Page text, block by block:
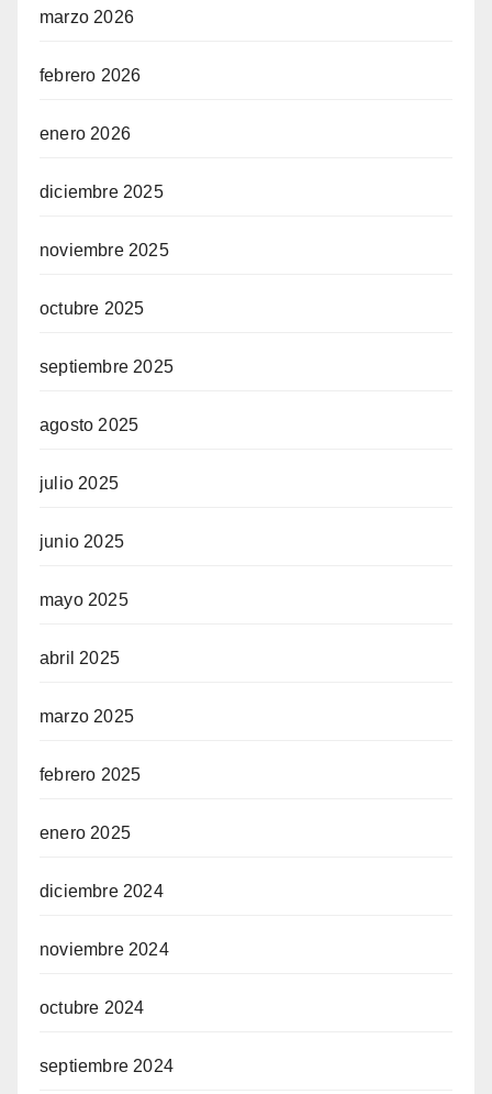
marzo 2026
febrero 2026
enero 2026
diciembre 2025
noviembre 2025
octubre 2025
septiembre 2025
agosto 2025
julio 2025
junio 2025
mayo 2025
abril 2025
marzo 2025
febrero 2025
enero 2025
diciembre 2024
noviembre 2024
octubre 2024
septiembre 2024